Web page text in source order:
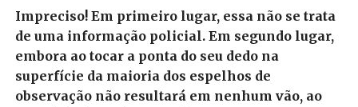
Impreciso! Em primeiro lugar, essa não se trata
de uma informação policial. Em segundo lugar,
embora ao tocar a ponta do seu dedo na
superfície da maioria dos espelhos de
observação não resultará em nenhum vão, ao